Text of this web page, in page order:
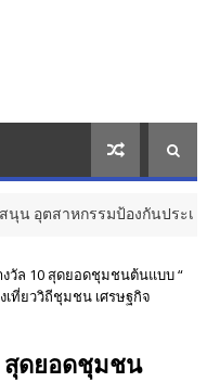
งกันประเทศ ... สุขภาพ
วัล 10 สุดยอดชุมชนต้นแบบ “
เที่ยววิถีชุมชน เศรษฐกิจ
สุดยอดชุมชน